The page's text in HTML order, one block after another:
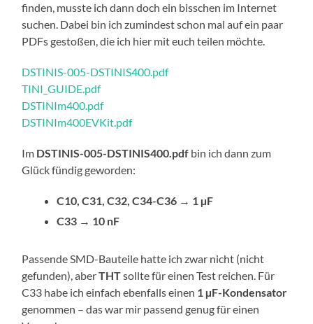
finden, musste ich dann doch ein bisschen im Internet
suchen. Dabei bin ich zumindest schon mal auf ein paar
PDFs gestoßen, die ich hier mit euch teilen möchte.
DSTINIS-005-DSTINIS400.pdf
TINI_GUIDE.pdf
DSTINIm400.pdf
DSTINIm400EVKit.pdf
Im DSTINIS-005-DSTINIS400.pdf bin ich dann zum
Glück fündig geworden:
C10, C31, C32, C34-C36 → 1 µF
C33 → 10 nF
Passende SMD-Bauteile hatte ich zwar nicht (nicht
gefunden), aberTHTsollte für einen Test reichen. Für
C33 habe ich einfach ebenfalls einen 1 µF-Kondensator
genommen – das war mir passend genug für einen